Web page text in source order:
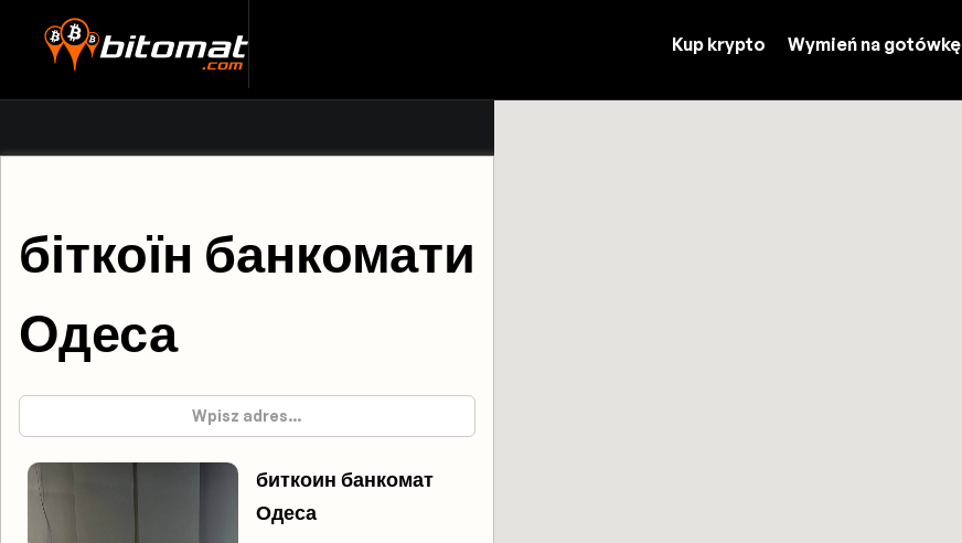
Kup krypto Wymień na gotówkę
біткоїн банкомати
Одеса
биткоин банкомат
Одеса